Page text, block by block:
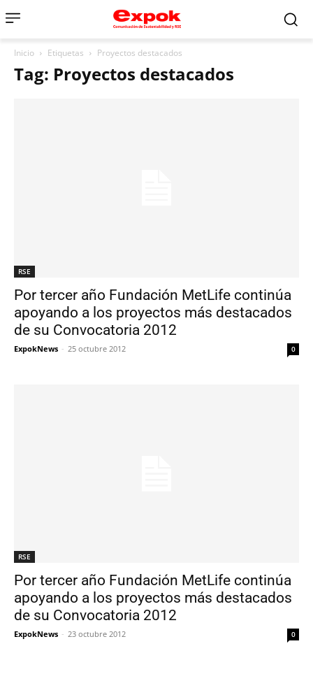
Inicio Etiquetas Proyectos destacados
Tag: Proyectos destacados
RSE
Por tercer año Fundación MetLife continúa
apoyando a los proyectos más destacados
de su Convocatoria 2012
ExpokNews - 25 octubre 2012 0
RSE
Por tercer año Fundación MetLife continúa
apoyando a los proyectos más destacados
de su Convocatoria 2012
ExpokNews - 23 octubre 2012 0